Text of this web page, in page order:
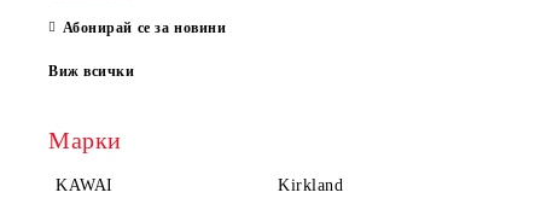
Абонирай се за новини
Виж всички
Марки
KAWAI Kirkland